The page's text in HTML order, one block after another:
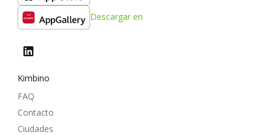
Descargar en
Kimbino
FAQ
Contacto
Ciudades